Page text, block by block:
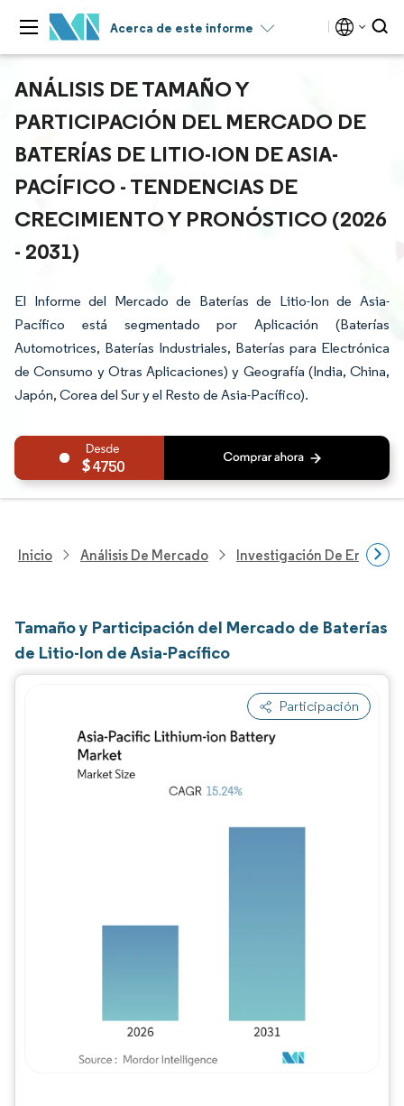
Acerca de este informe
ANÁLISIS DE TAMAÑO Y
PARTICIPACIÓN DEL MERCADO DE
BATERÍAS DE LITIO-ION DE ASIA-
PACÍFICO - TENDENCIAS DE
CRECIMIENTO Y PRONÓSTICO (2026
- 2031)
El Informe del Mercado de Baterías de Litio-Ion de Asia-
Pacífico está segmentado por Aplicación (Baterías
Automotrices, Baterías Industriales, Baterías para Electrónica
de Consumo y Otras Aplicaciones) y Geografía (India, China,
Japón, Corea del Sur y el Resto de Asia-Pacífico).
4750
Inicio Análisis De Mercado Investigación De Energía
Tamaño y Participación del Mercado de Baterías
de Litio-Ion de Asia-Pacífico
Participación